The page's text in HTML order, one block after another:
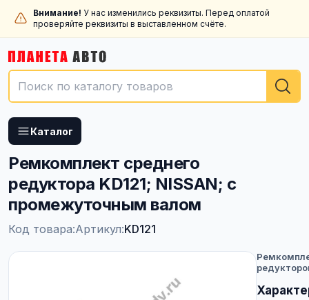
Внимание! У нас изменились реквизиты. Перед оплатой
проверяйте реквизиты в выставленном счёте.
Каталог
Ремкомплект среднего
редуктора KD121; NISSAN; с
промежуточным валом
Код товара:Артикул:KD121